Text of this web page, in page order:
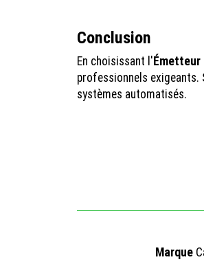
Conclusion
En choisissant l'Émetteur
professionnels
systèmes automatisés.
Marque